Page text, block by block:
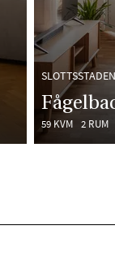
59 KVM 2 RUM